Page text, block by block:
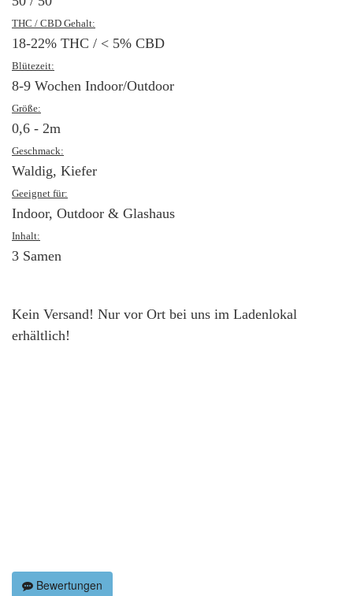
THC / CBD Gehalt:
18-22% THC / < 5% CBD
Blütezeit:
8-9 Wochen Indoor/Outdoor
Größe:
0,6 - 2m
Geschmack:
Waldig, Kiefer
Geeignet für:
Indoor, Outdoor & Glashaus
Inhalt:
3 Samen
Kein Versand! Nur vor Ort bei uns im Ladenlokal
erhältlich!
Bewertungen